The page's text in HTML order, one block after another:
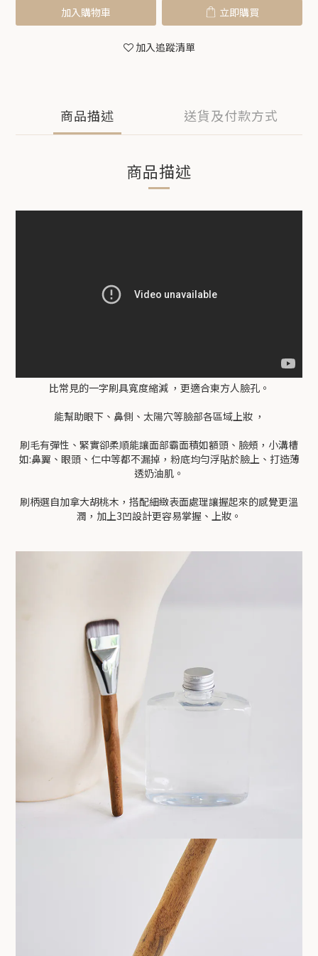
加入購物車 立即購買
加入追蹤清單
商品描述 送貨及付款方式
商品描述
比常見的一字刷具寬度縮減 ，更適合東方人臉孔。
能幫助眼下、鼻側、太陽穴等臉部各區域上妝 ，
刷毛有彈性、緊實卻柔順能讓面部霸面積如額頭、臉頰，小溝槽
如:鼻翼、眼頭、仁中等都不漏掉，粉底均勻浮貼於臉上、打造薄
透奶油肌。
刷柄選自加拿大胡桃木，搭配細緻表面處理讓握起來的感覺更溫
潤，加上3凹設計更容易掌握、上妝。